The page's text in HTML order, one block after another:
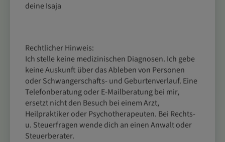
deine Isaja
Rechtlicher Hinweis:
Ich stelle keine medizinischen Diagnosen. Ich gebe
keine Auskunft über das Ableben von Personen
oder Schwangerschafts- und Geburtenverlauf. Eine
Telefonberatung oder E-Mailberatung bei mir,
ersetzt nicht den Besuch bei einem Arzt,
Heilpraktiker oder Psychotherapeuten. Bei Rechts-
u. Steuerfragen wende dich an einen Anwalt oder
Steuerberater.